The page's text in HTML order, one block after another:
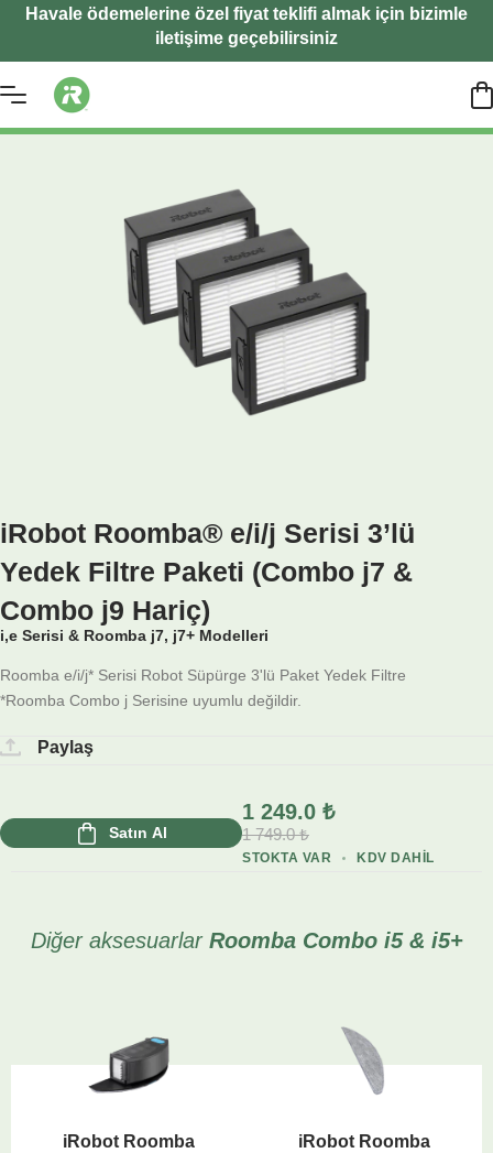
Havale ödemelerine özel fiyat teklifi almak için bizimle
iletişime geçebilirsiniz
iRobot Roomba® e/i/j Serisi 3’lü
Yedek Filtre Paketi (Combo j7 &
Combo j9 Hariç)
i,e Serisi & Roomba j7, j7+ Modelleri
Roomba e/i/j* Serisi Robot Süpürge 3'lü Paket Yedek Filtre
*Roomba Combo j Serisine uyumlu değildir.
Paylaş
Satın Al
1 249.0 ₺
KDV DAHIL
1 749.0₺
STOKTA VAR
Diğer aksesuarlarRoomba Combo i5 & i5+
iRobot Roomba
iRobot Roomba